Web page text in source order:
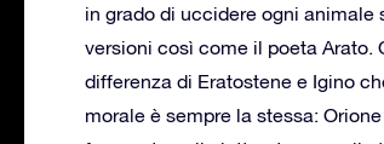
in grado di uccidere ogni animale
versioni così come il poeta Arato.
differenza di Eratostene e Igino
morale è sempre la stessa: